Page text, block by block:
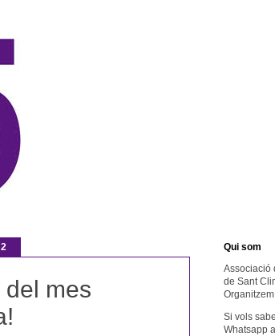
mes
Qui som
Associació
de Sant
Si vols
Whatsapp